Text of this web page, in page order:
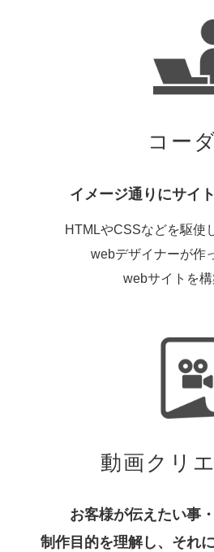
コー
イメージ通りにサイ
HTMLやCSSなどを駆使
webデザイナーが作
webサイトを構
動画クリ
お客様が伝えたい事
制作目的を理解し、それ